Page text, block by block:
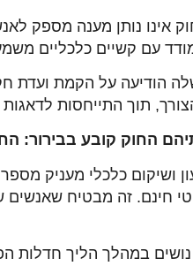
אינו נותן מענה מספק
עם קשיים כלכליים
תוך התייחסות
החוק קובע בבירור:
ושיקום כלכלי מעניק מספר
משפטי חינם. זה מבטיח
נושים במהלך הליך חדלות